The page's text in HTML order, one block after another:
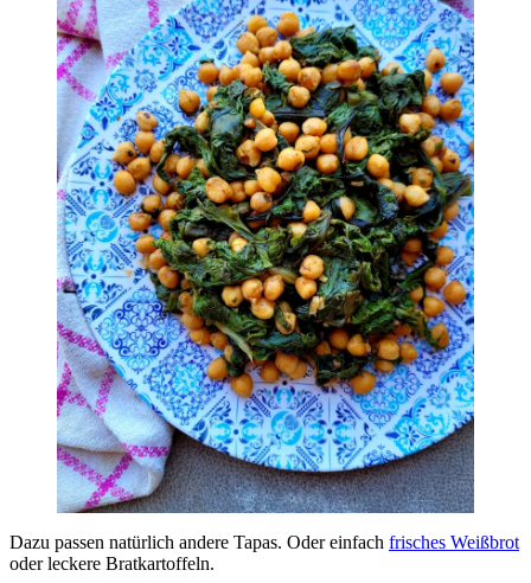
Dazu passen natürlich andere Tapas. Oder einfach frisches Weißbrot
oder leckere Bratkartoffeln.